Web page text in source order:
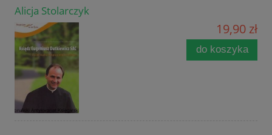
Alicja Stolarczyk
19,90 zł
do koszyka